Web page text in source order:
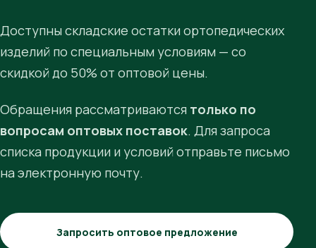
Доступны складские остатки ортопедических
изделий по специальным условиям — со
скидкой до 50% от оптовой цены.
Обращения рассматриваются только по
вопросам оптовых поставок. Для запроса
списка продукции и условий отправьте письмо
на электронную почту.
Запросить оптовое предложение